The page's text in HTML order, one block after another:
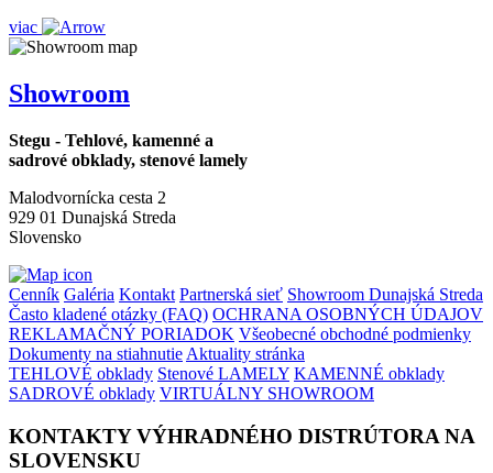
viac
Showroom
Stegu - Tehlové, kamenné a
sadrové obklady, stenové lamely
Malodvornícka cesta 2
929 01 Dunajská Streda
Slovensko
Cenník Galéria Kontakt Partnerská sieť Showroom Dunajská Streda
Často kladené otázky (FAQ) OCHRANA OSOBNÝCH ÚDAJOV
REKLAMAČNÝ PORIADOK Všeobecné obchodné podmienky
Dokumenty na stiahnutie Aktuality stránka
TEHLOVÉ obklady Stenové LAMELY KAMENNÉ obklady
SADROVÉ obklady VIRTUÁLNY SHOWROOM
KONTAKTY VÝHRADNÉHO DISTRÚTORA NA
SLOVENSKU